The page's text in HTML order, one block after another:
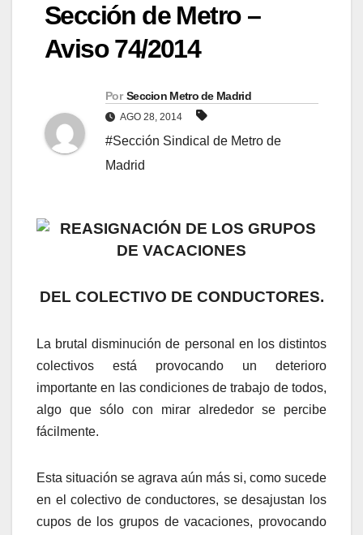
Sección de Metro –
Aviso 74/2014
Por Seccion Metro de Madrid
AGO 28, 2014
#Sección Sindical de Metro de
Madrid
REASIGNACIÓN DE LOS GRUPOS
DE VACACIONES
DEL COLECTIVO DE CONDUCTORES.
La brutal disminución de personal en los distintos
colectivos está provocando un deterioro
importante en las condiciones de trabajo de todos,
algo que sólo con mirar alrededor se percibe
fácilmente.
Esta situación se agrava aún más si, como sucede
en el colectivo de conductores, se desajustan los
cupos de los grupos de vacaciones, provocando